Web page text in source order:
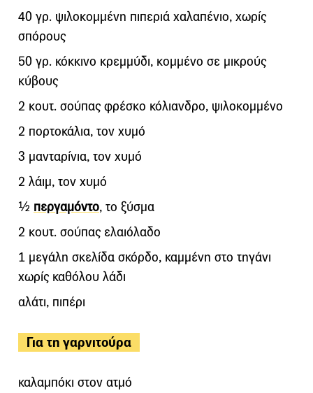
40 γρ. ψιλοκομμένη πιπεριά χαλαπένιο, χωρίς
σπόρους
50 γρ. κόκκινο κρεμμύδι, κομμένο σε μικρούς
κύβους
2 κουτ. σούπας φρέσκο κόλιανδρο, ψιλοκομμένο
2 πορτοκάλια, τον χυμό
3 μανταρίνια, τον χυμό
2 λάιμ, τον χυμό
½ περγαμόντο, το ξύσμα
2 κουτ. σούπας ελαιόλαδο
1 μεγάλη σκελίδα σκόρδο, καμμένη στο τηγάνι
χωρίς καθόλου λάδι
αλάτι, πιπέρι
Για τη γαρνιτούρα
καλαμπόκι στον ατμό